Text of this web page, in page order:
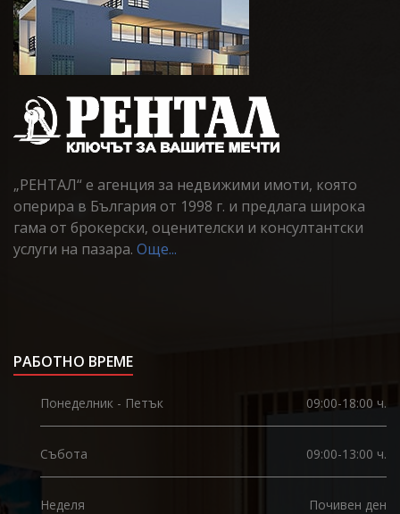
„РЕНТАЛ“ е агенция за недвижими имоти, която
оперира в България от 1998 г. и предлага широка
гама от брокерски, оценителски и консултантски
услуги на пазара. Още...
РАБОТНО ВРЕМЕ
Понеделник - Петък 09:00-18:00 ч.
Събота 09:00-13:00 ч.
Неделя Почивен ден